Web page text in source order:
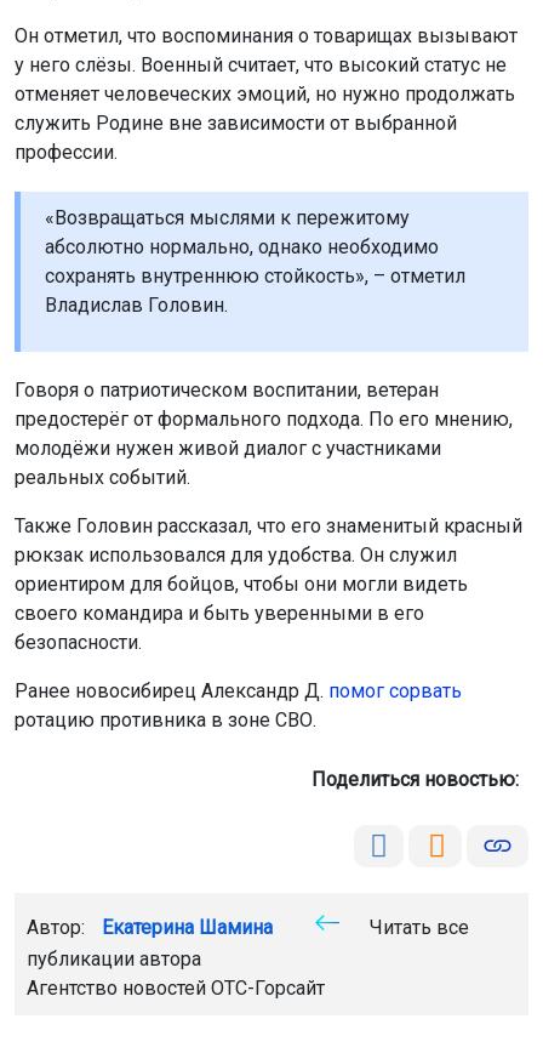
Он отметил, что воспоминания о товарищах вызывают
у него слёзы. Военный считает, что высокий статус не
отменяет человеческих эмоций, но нужно продолжать
служить Родине вне зависимости от выбранной
профессии.
«Возвращаться мыслями к пережитому
абсолютно нормально, однако необходимо
сохранять внутреннюю стойкость», – отметил
Владислав Головин.
Говоря о патриотическом воспитании, ветеран
предостерёг от формального подхода. По его мнению,
молодёжи нужен живой диалог с участниками
реальных событий.
Также Головин рассказал, что его знаменитый красный
рюкзак использовался для удобства. Он служил
ориентиром для бойцов, чтобы они могли видеть
своего командира и быть уверенными в его
безопасности.
Ранее новосибирец Александр Д. помог сорвать
ротацию противника в зоне СВО.
Поделиться новостью:
Автор: Екатерина Шамина
Читать все
публикации автора
Агентство новостей ОТС-Горсайт